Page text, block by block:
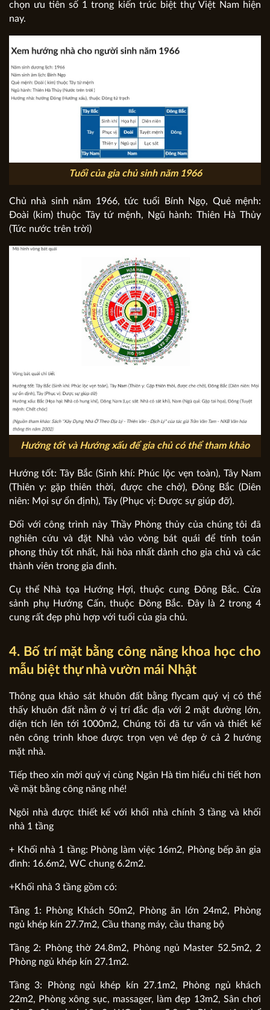
chọn ưu tiên số 1 trong kiến trúc biệt thự Việt Nam hiện
nay.
Tuối của gia chủ sinh năm 1966
Chủ nhà sinh năm 1966, tức tuổi Bính Ngọ, Quẻ mệnh:
Đoài (kim) thuộc Tây tứ mệnh, Ngũ hành: Thiên Hà Thủy
(Tức nước trên trời)
Hướng tốt và Hướng xấu để gia chủ có thể tham khảo
Hướng tốt: Tây Bắc (Sinh khí: Phúc lộc vẹn toàn), Tây Nam
(Thiên y: gặp thiên thời, được che chở), Đông Bắc (Diên
niên: Mọi sự ổn định), Tây (Phục vị: Được sự giúp đỡ).
Đối với công trình này Thầy Phòng thủy của chúng tôi đã
nghiên cứu và đặt Nhà vào vòng bát quái để tính toán
phong thủy tốt nhất, hài hòa nhất dành cho gia chủ và các
thành viên trong gia đình.
Cụ thể Nhà tọa Hướng Hợi, thuộc cung Đông Bắc. Cửa
sảnh phụ Hướng Cấn, thuộc Đông Bắc. Đây là 2 trong 4
cung rất đẹp phù hợp với tuổi của gia chủ.
4. Bố trí mặt bằng công năng khoa học cho
mẫu biệt thự nhà vườn mái Nhật
Thông qua khảo sát khuôn đất bằng flycam quý vị có thể
thấy khuôn đất nằm ở vị trí đắc địa với 2 mặt đường lớn,
diện tích lên tới 1000m2, Chúng tôi đã tư vấn và thiết kế
nên công trình khoe được trọn vẹn vẻ đẹp ở cả 2 hướng
mặt nhà.
Tiếp theo xin mời quý vị cùng Ngân Hà tìm hiểu chi tiết hơn
về mặt bằng công năng nhé!
Ngôi nhà được thiết kế với khối nhà chính 3 tầng và khối
nhà 1 tầng
+ Khối nhà 1 tầng: Phòng làm việc 16m2, Phòng bếp ăn gia
đình: 16.6m2, WC chung 6.2m2.
+Khối nhà 3 tầng gồm có:
Tầng 1: Phòng Khách 50m2, Phòng ăn lớn 24m2, Phòng
ngủ khép kín 27.7m2, Cầu thang máy, cầu thang bộ
Tầng 2: Phòng thờ 24.8m2, Phòng ngủ Master 52.5m2, 2
Phòng ngủ khép kín 27.1m2.
Tầng 3: Phòng ngủ khép kín 27.1m2, Phòng ngủ khách
22m2, Phòng xông sục, massager, làm đẹp 13m2, Sân chơi